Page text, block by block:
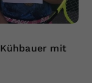
mit